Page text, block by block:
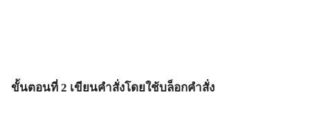
ขั้นตอนที่ 2 เขียนคำสั่งโดยใช้บล็อกคำสั่ง